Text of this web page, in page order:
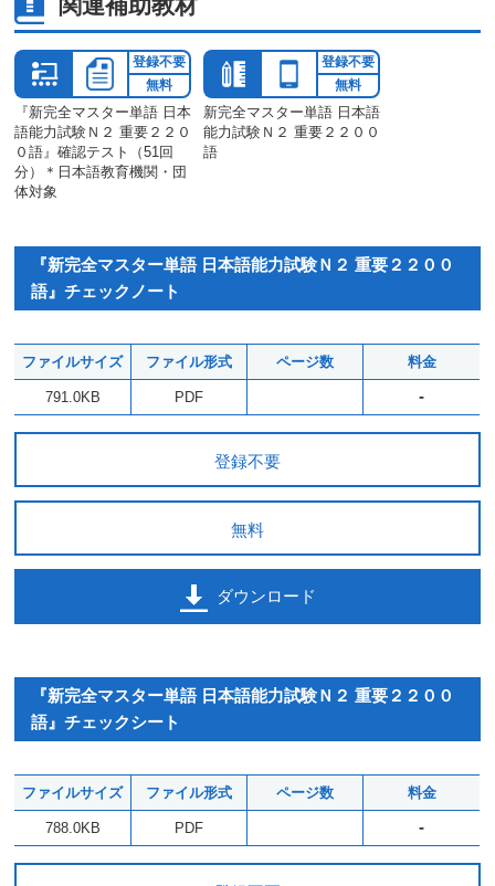
『新完全マスター単語 日本
語能力試験Ｎ２ 重要２２０
０語』確認テスト（51回
分）＊日本語教育機関・団
体対象
登録不要
無料
新完全マスター単語 日本語
能力試験Ｎ２ 重要２２００
語
登録不要
無料
『新完全マスター単語 日本語能力試験Ｎ２ 重要２２００
語』チェックノート
ファイルサイズ ファイル形式 ページ数 料金
791.0KB PDF -
登録不要
無料
ダウンロード
『新完全マスター単語 日本語能力試験Ｎ２ 重要２２００
語』チェックシート
ファイルサイズ ファイル形式 ページ数 料金
788.0KB PDF -